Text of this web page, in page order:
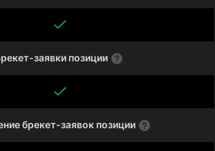
заявки позиции
брекет-заявок позиции